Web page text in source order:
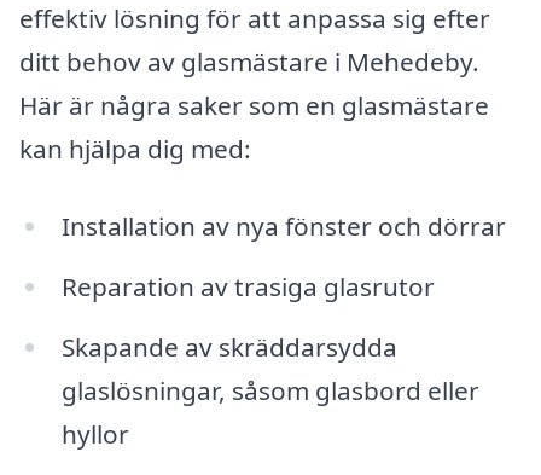
effektiv lösning för att anpassa sig efter
ditt behov av glasmästare i Mehedeby.
Här är några saker som en glasmästare
kan hjälpa dig med:
Installation av nya fönster och dörrar
Reparation av trasiga glasrutor
Skapande av skräddarsydda
glaslösningar, såsom glasbord eller
hyllor